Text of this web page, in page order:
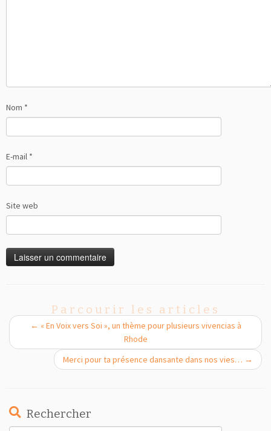
Nom *
E-mail *
Site web
Parcourir les articles
← « En Voix vers Soi », un thème pour plusieurs vivencias à
Rhode
Merci pour ta présence dansante dans nos vies… →
Rechercher